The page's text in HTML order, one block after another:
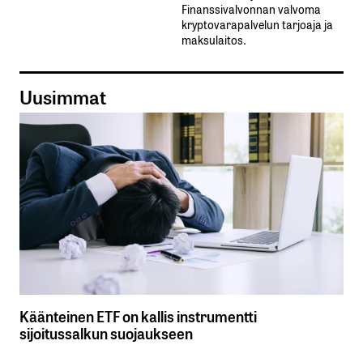
Finanssivalvonnan valvoma
kryptovarapalvelun tarjoaja ja
maksulaitos.
Uusimmat
Käänteinen ETF on kallis instrumentti
sijoitussalkun suojaukseen